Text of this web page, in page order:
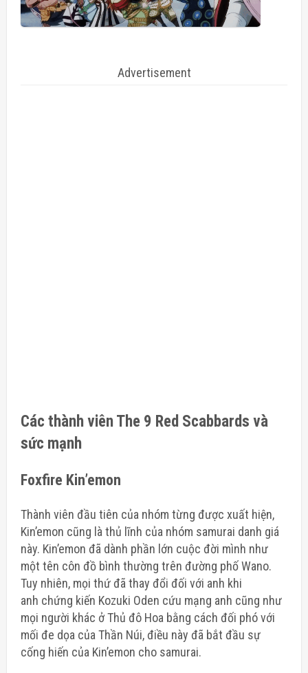
Advertisement
Các thành viên The 9 Red Scabbards và
sức mạnh
Foxfire Kin’emon
Thành viên đầu tiên của nhóm từng được xuất hiện,
Kin’emon cũng là thủ lĩnh của nhóm samurai danh giá
này. Kin’emon đã dành phần lớn cuộc đời mình như
một tên côn đồ bình thường trên đường phố Wano.
Tuy nhiên, mọi thứ đã thay đổi đối với anh khi
anh chứng kiến ​​Kozuki Oden cứu mạng anh cũng như
mọi người khác ở Thủ đô Hoa bằng cách đối phó với
mối đe dọa của Thần Núi, điều này đã bắt đầu sự
cống hiến của Kin’emon cho samurai.